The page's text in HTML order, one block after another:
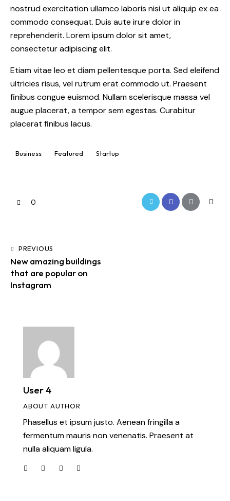
nostrud exercitation ullamco laboris nisi ut aliquip ex ea
commodo consequat. Duis aute irure dolor in
reprehenderit. Lorem ipsum dolor sit amet,
consectetur adipiscing elit.
Etiam vitae leo et diam pellentesque porta. Sed eleifend
ultricies risus, vel rutrum erat commodo ut. Praesent
finibus congue euismod. Nullam scelerisque massa vel
augue placerat, a tempor sem egestas. Curabitur
placerat finibus lacus.
Business Featured Startup
0
PREVIOUS
New amazing buildings
that are popular on
Instagram
User 4
ABOUT AUTHOR
Phasellus et ipsum justo. Aenean fringilla a
fermentum mauris non venenatis. Praesent at
nulla aliquam ligula.